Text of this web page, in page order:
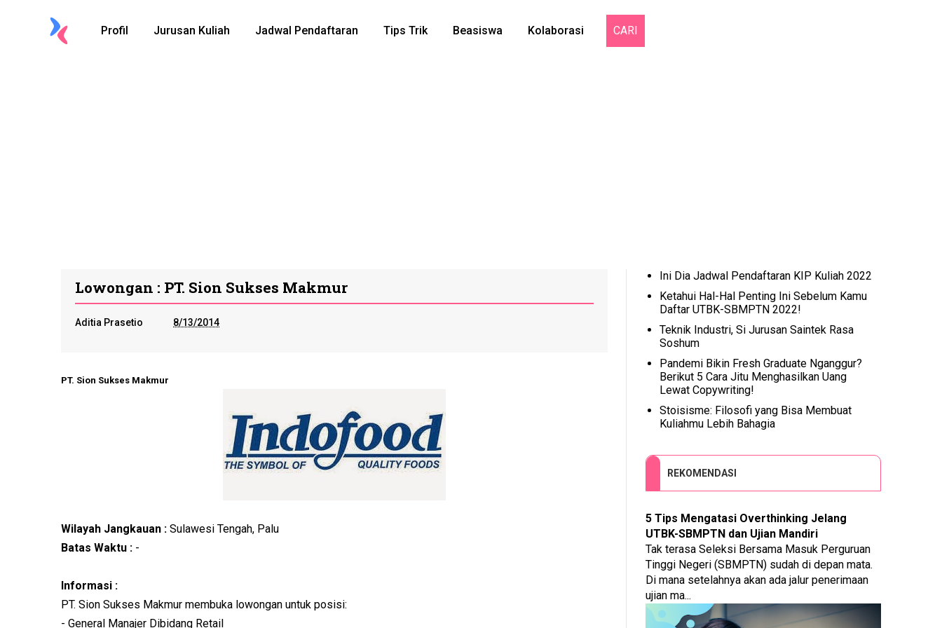
Profil Jurusan Kuliah Jadwal Pendaftaran Tips Trik Beasiswa Kolaborasi CARI
Lowongan : PT. Sion Sukses Makmur
Aditia Prasetio 8/13/2014
PT. Sion Sukses Makmur
Wilayah Jangkauan : Sulawesi Tengah, Palu
Batas Waktu : -
Informasi :
PT. Sion Sukses Makmur membuka lowongan untuk posisi:
- General Manajer Dibidang Retail
Ini Dia Jadwal Pendaftaran KIP Kuliah 2022
Ketahui Hal-Hal Penting Ini Sebelum Kamu
Daftar UTBK-SBMPTN 2022!
Teknik Industri, Si Jurusan Saintek Rasa
Soshum
Pandemi Bikin Fresh Graduate Nganggur?
Berikut 5 Cara Jitu Menghasilkan Uang
Lewat Copywriting!
Stoisisme: Filosofi yang Bisa Membuat
Kuliahmu Lebih Bahagia
REKOMENDASI
5 Tips Mengatasi Overthinking Jelang
UTBK-SBMPTN dan Ujian Mandiri
Tak terasa Seleksi Bersama Masuk Perguruan
Tinggi Negeri (SBMPTN) sudah di depan mata.
Di mana setelahnya akan ada jalur penerimaan
ujian ma...